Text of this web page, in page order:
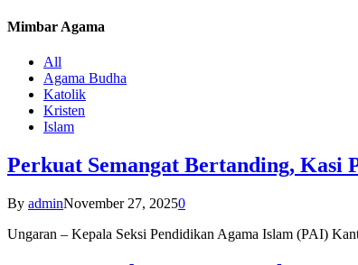
Mimbar Agama
All
Agama Budha
Katolik
Kristen
Islam
Perkuat Semangat Bertanding, Kasi
By adminNovember 27, 20250
Ungaran – Kepala Seksi Pendidikan Agama Islam (PAI)